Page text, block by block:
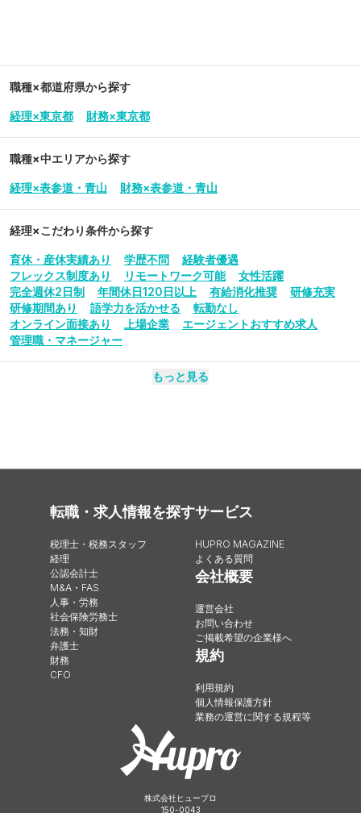
職種×都道府県から探す
経理×東京都 財務×東京都
職種×中エリアから探す
経理×表参道・青山 財務×表参道・青山
経理×こだわり条件から探す
育休・産休実績あり 学歴不問
経験者優遇
フレックス制度あり
リモートワーク可能
女性活躍
完全週休2日制
年間休日120日以上 有給消化推奨
研修充実
研修期間あり
語学力を活かせる
転勤なし
オンライン面接あり
上場企業
エージェントおすすめ求人
管理職・マネージャー
もっと見る
転職・求人情報を探す
税理士・税務スタッフ
経理
公認会計士
M&A・FAS
人事・労務
社会保険労務士
法務・知財
弁護士
財務
CFO
サービス
HUPRO MAGAZINE
よくある質問
会社概要
運営会社
お問い合わせ
ご掲載希望の企業様へ
規約
利用規約
個人情報保護方針
業務の運営に関する規程等
株式会社ヒュープロ
150-0043